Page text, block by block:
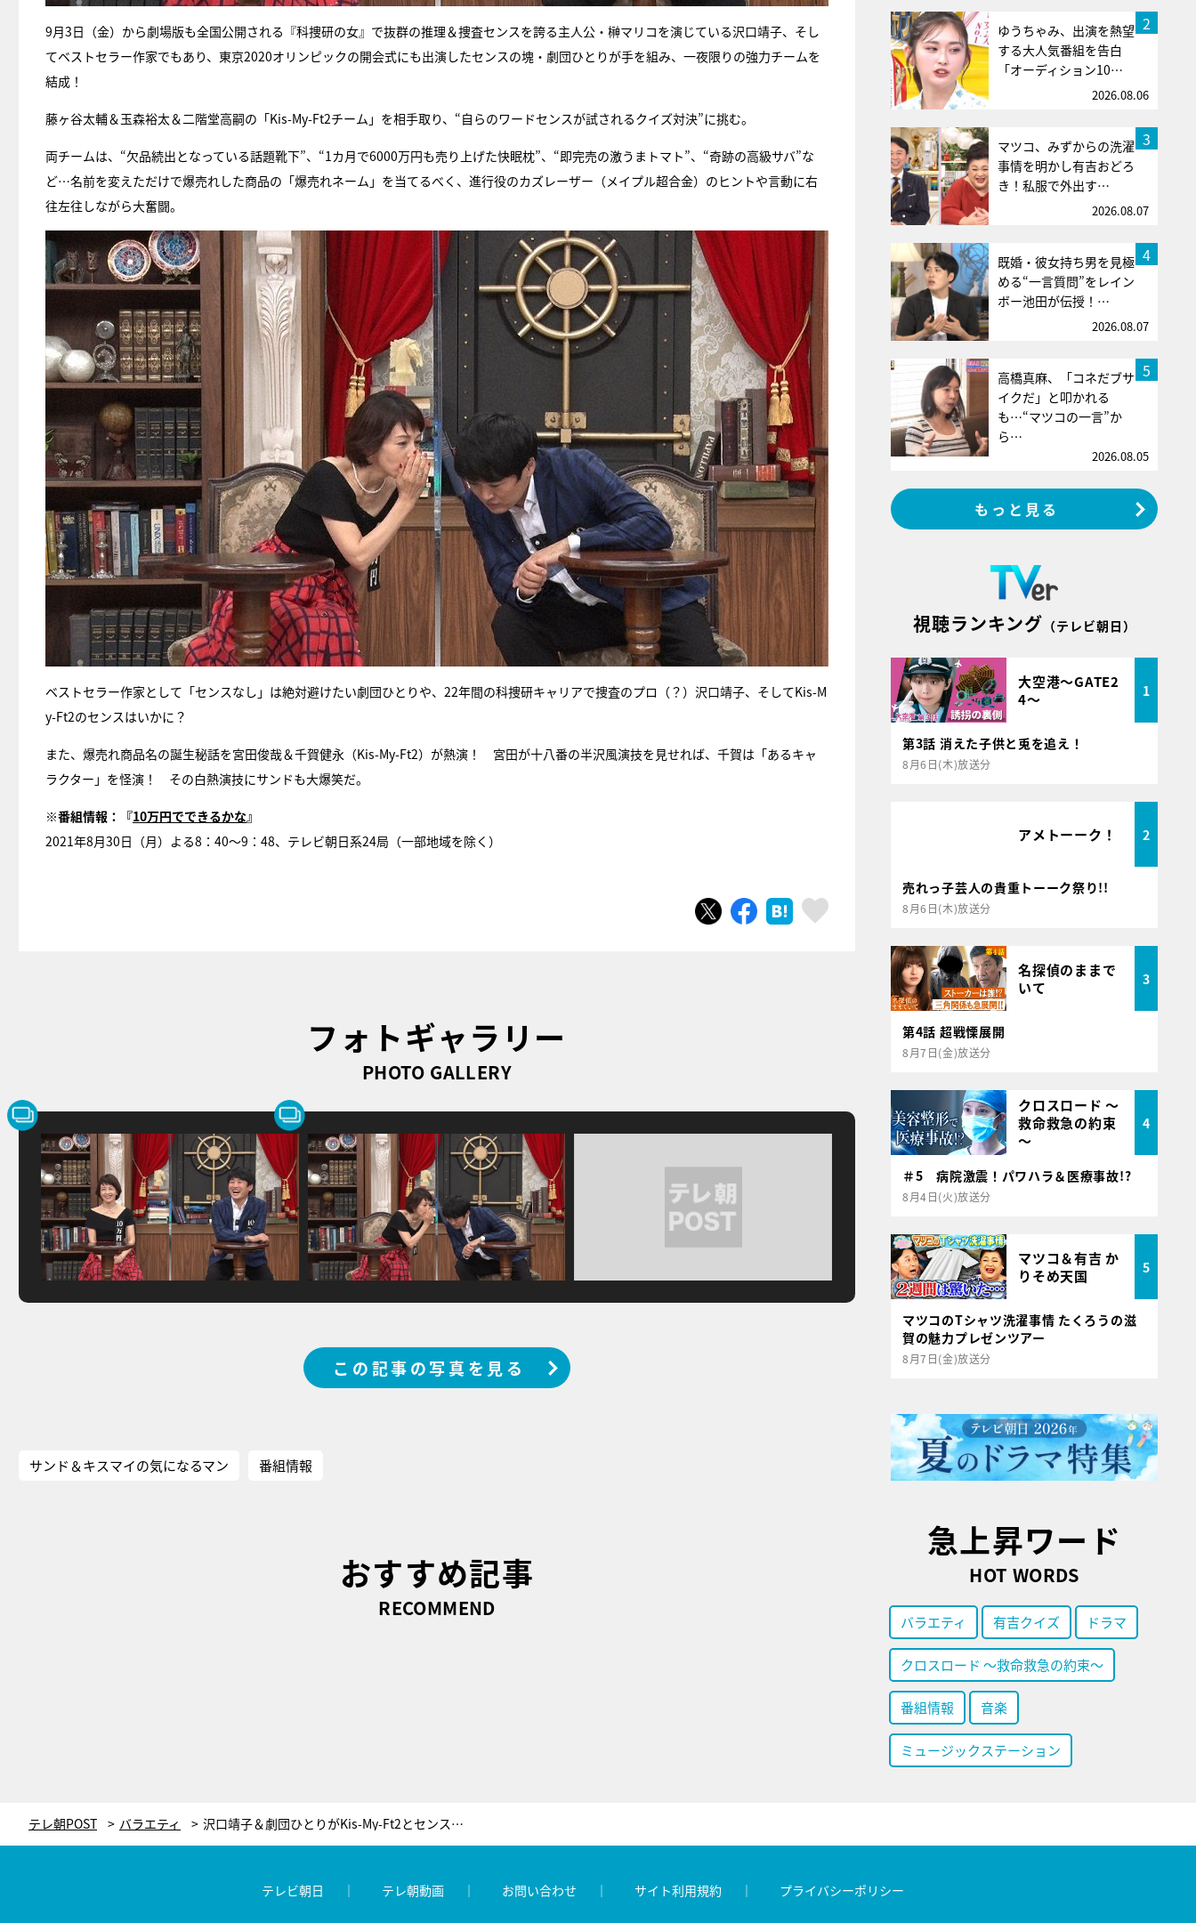
9月3日（金）から劇場版も全国公開される『科捜研の女』で抜群の推理＆捜査センスを誇る主人公・榊マリコを演じている沢口靖子、そし
てベストセラー作家でもあり、東京2020オリンピックの開会式にも出演したセンスの塊・劇団ひとりが手を組み、一夜限りの強力チームを
結成！
藤ヶ谷太輔＆玉森裕太＆二階堂高嗣の「Kis-My-Ft2チーム」を相手取り、“自らのワードセンスが試されるクイズ対決”に挑む。
両チームは、“欠品続出となっている話題靴下”、“1カ月で6000万円も売り上げた快眠枕”、“即完売の激うまトマト”、“奇跡の高級サバ”な
ど…名前を変えただけで爆売れした商品の「爆売れネーム」を当てるべく、進行役のカズレーザー（メイプル超合金）のヒントや言動に右
往左往しながら大奮闘。
ベストセラー作家として「センスなし」は絶対避けたい劇団ひとりや、22年間の科捜研キャリアで捜査のプロ（？）沢口靖子、そしてKis-M
y-Ft2のセンスはいかに？
また、爆売れ商品名の誕生秘話を宮田俊哉＆千賀健永（Kis-My-Ft2）が熱演！ 宮田が十八番の半沢風演技を見せれば、千賀は「あるキャ
ラクター」を怪演！ その白熱演技にサンドも大爆笑だ。
※番組情報：『10万円でできるかな』
2021年8月30日（月）よる8：40～9：48、テレビ朝日系24局（一部地域を除く）
ツイートシェア はてブ
フォトギャラリー
PHOTO GALLERY
この記事の写真を見る
サンド＆キスマイの気になるマン 番組情報
おすすめ記事
RECOMMEND
2
ゆうちゃみ、出演を熱望
する大人気番組を告白
「オーディション10…
2026.08.06
3
マツコ、みずからの洗濯
事情を明かし有吉おどろ
き！私服で外出す…
2026.08.07
4
既婚・彼女持ち男を見極
める“一言質問”をレイン
ボー池田が伝授！…
2026.08.07
5
高橋真麻、「コネだブサ
イクだ」と叩かれる
も…“マツコの一言”か
ら…
2026.08.05
もっと見る
視聴ランキング （テレビ朝日）
大空港～GATE2
4～
1
第3話 消えた子供と兎を追え！
8月6日(木)放送分
アメトーーク！ 2
売れっ子芸人の貴重トーーク祭り!!
8月6日(木)放送分
名探偵のままで
いて
3
第4話 超戦慄展開
8月7日(金)放送分
クロスロード ～
救命救急の約束
～
4
＃5 病院激震！パワハラ＆医療事故!?
8月4日(火)放送分
マツコ＆有吉 か
りそめ天国
5
マツコのTシャツ洗濯事情 たくろうの滋
賀の魅力プレゼンツアー
8月7日(金)放送分
急上昇ワード
HOT WORDS
バラエティ 有吉クイズ ドラマ
クロスロード ～救命救急の約束～
番組情報 音楽
ミュージックステーション
テレ朝POST バラエティ 沢口靖子＆劇団ひとりがKis-My-Ft2とセンス対決！宮田＆千賀の熱演VTRにサンドも大爆笑
テレビ朝日 テレ朝動画 お問い合わせ サイト利用規約 プライバシーポリシー